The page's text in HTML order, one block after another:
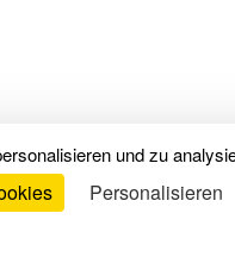
und zu
Personalisieren